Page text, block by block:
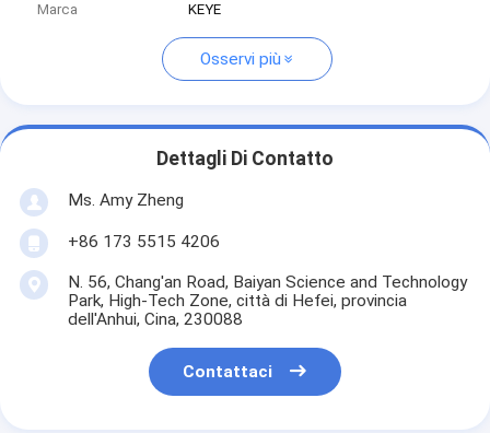
Marca
KEYE
Osservi più
Dettagli Di Contatto
Ms. Amy Zheng
+86 173 5515 4206
N. 56, Chang'an Road, Baiyan Science and Technology
Park, High-Tech Zone, città di Hefei, provincia
dell'Anhui, Cina, 230088
Contattaci